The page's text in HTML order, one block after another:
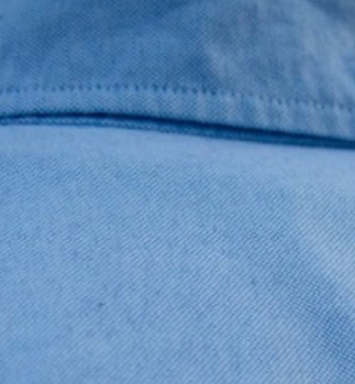
GTA 6
KINGDOM
COME:
DELIVERANCE
ESPORT